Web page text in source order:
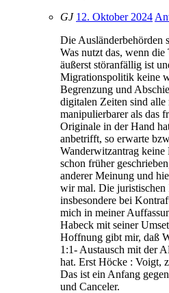
GJ 12. Oktober 2024
Die Ausländerbehörden
Was nutzt das, wenn
äußerst störanfällig ist
Migrationspolitik keine
Begrenzung und
digitalen Zeiten sind
manipulierbarer als das
Originale in der Hand
anbetrifft, so erwarte
Wanderwitzantrag
schon früher
anderer Meinung und
wir mal. Die juristischen
insbesondere bei
mich in meiner
Habeck mit seiner
Hoffnung gibt mir, daß
1:1- Austausch mit der
hat. Erst Höcke : Voigt,
Das ist ein Anfang
und Canceler.